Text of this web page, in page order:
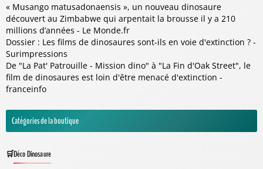
« Musango matusadonaensis », un nouveau dinosaure
découvert au Zimbabwe qui arpentait la brousse il y a 210
millions d’années - Le Monde.fr
Dossier : Les films de dinosaures sont-ils en voie d'extinction ? -
Surimpressions
De "La Pat' Patrouille - Mission dino" à "La Fin d'Oak Street", le
film de dinosaures est loin d'être menacé d'extinction -
franceinfo
Catégories de la boutique
Déco Dinosaure